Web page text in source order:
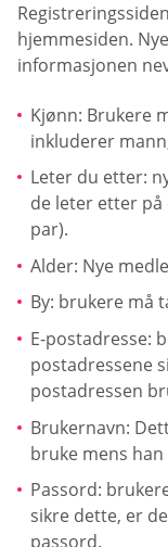
hjemmesiden.
informasjonen
Kjønn: Brukere
inkluderer
Leter du etter:
de leter etter på
par).
Alder: Nye
By: brukere må
E-postadresse:
postadressene
postadressen
Brukernavn:
bruke mens
Passord:
sikre dette, er
passord.